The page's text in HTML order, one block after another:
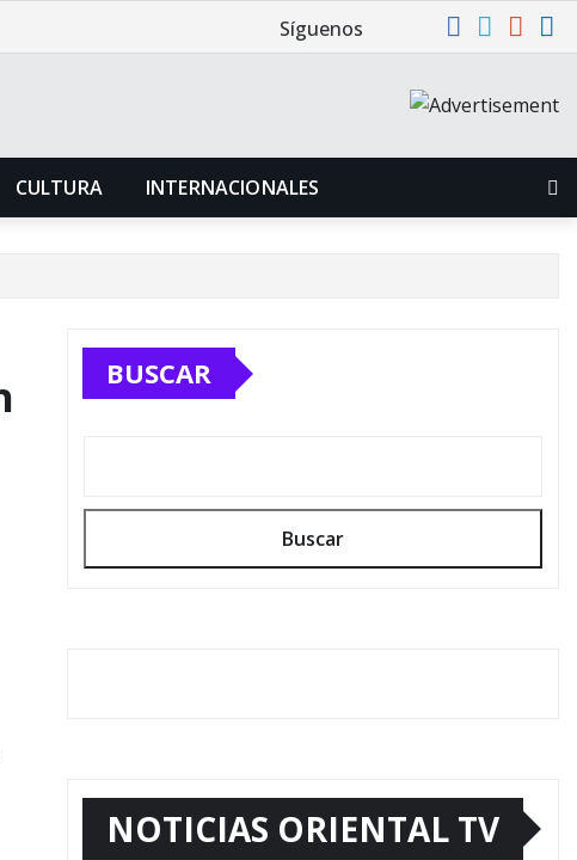
Síguenos
CULTURA INTERNACIONALES
BUSCAR
Buscar
NOTICIAS ORIENTAL TV